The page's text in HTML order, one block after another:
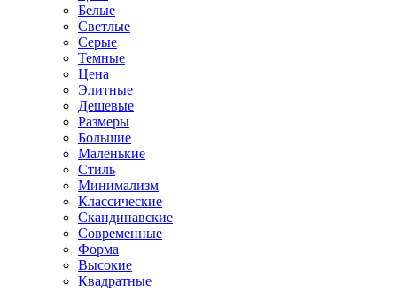
Белые
Светлые
Серые
Темные
Цена
Элитные
Дешевые
Размеры
Большие
Маленькие
Стиль
Минимализм
Классические
Скандинавские
Современные
Форма
Высокие
Квадратные